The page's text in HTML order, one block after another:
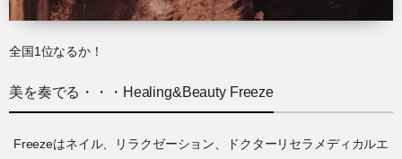
全国1位なるか！
美を奏でる・・・Healing&Beauty Freeze
Freezeはネイル、リラクゼーション、ドクターリセラメディカルエ